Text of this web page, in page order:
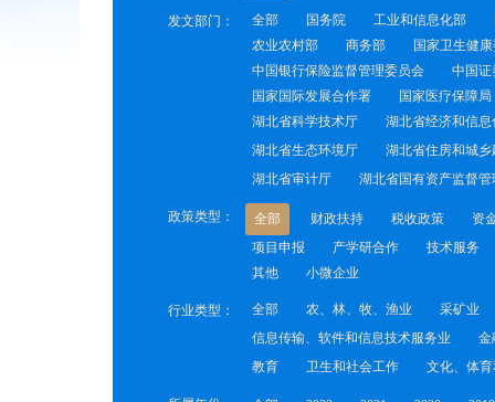
发文部门： 全部 国务院 工业和信息化部
农业农村部
商务部 国家卫生健
中国银行保险监督管理委员会
中国证
国家国际发展合作署
国家医疗保障局
湖北省科学技术厅
湖北省经济和信息
湖北省生态环境厅
湖北省住房和城乡
湖北省审计厅
湖北省国有资产监督管
政策类型： 全部 财政扶持 税收政策 资
项目申报
产学研合作 技术服务
其他
小微企业
行业类型： 全部 农、林、牧、渔业 采矿业
信息传输、软件和信息技术服务业
金
教育
卫生和社会工作 文化、体